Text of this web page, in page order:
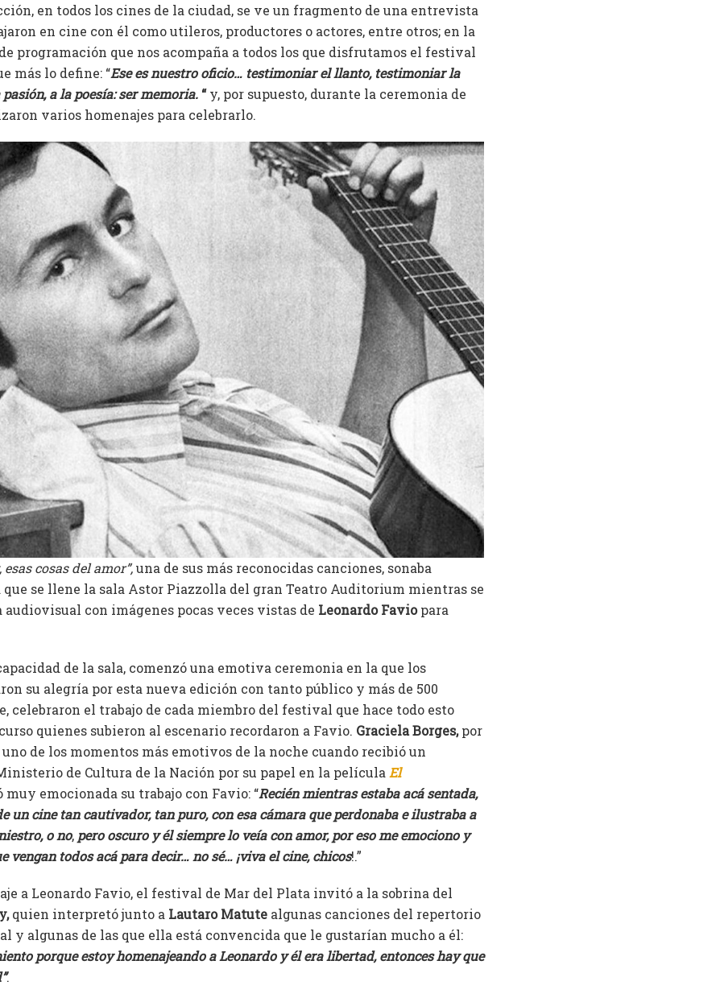
en todos los cines de la ciudad, se ve un fragmento de una entrevista
en cine con él como utileros, productores o actores, entre otros; en la
programación que nos acompaña a todos los que disfrutamos el festival
más lo define: “Ese es nuestro oficio… testimoniar el llanto, testimoniar la
a la poesía: ser memoria. “y, por supuesto, durante la ceremonia de
varios homenajes para celebrarlo.
cosas del amor”,una de sus más reconocidas canciones, sonaba
que se llene la sala Astor Piazzolla del gran Teatro Auditorium mientras se
audiovisual con imágenes pocas veces vistas de Leonardo Faviopara
de la sala, comenzó una emotiva ceremonia en la que los
su alegría por esta nueva edición con tanto público y más de 500
celebraron el trabajo de cada miembro del festival que hace todo esto
quienes subieron al escenario recordaron a Favio. Graciela Borges,por
de los momentos más emotivos de la noche cuando recibió un
de Cultura de la Nación por su papel en la película El
emocionada su trabajo con Favio: “Recién mientras estaba acá sentada,
un cine tan cautivador, tan puro, con esa cámara que perdonaba e ilustraba a
o no, pero oscuro y él siempre lo veía con amor, por eso me emociono y
vengan todos acá para decir… no sé… ¡viva el cine, chicos!.”
a Leonardo Favio, el festival de Mar del Plata invitó a la sobrina del
quien interpretó junto a Lautaro Matute algunas canciones del repertorio
y algunas de las que ella está convencida que le gustarían mucho a él:
porque estoy homenajeando a Leonardo y él era libertad, entonces hay que
.